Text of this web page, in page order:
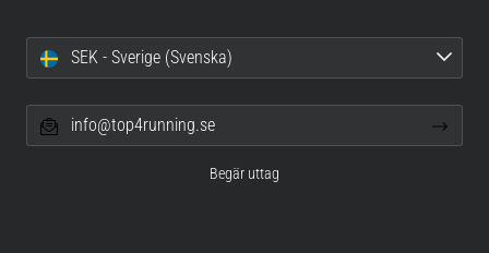
SEK - Sverige (Svenska)
info@top4running.se
Begär uttag